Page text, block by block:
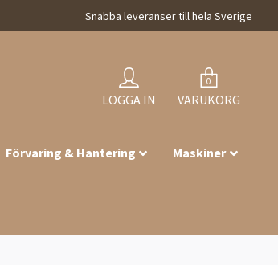
Snabba leveranser till hela Sverige
LOGGA IN
0
VARUKORG
Förvaring & Hantering Maskiner